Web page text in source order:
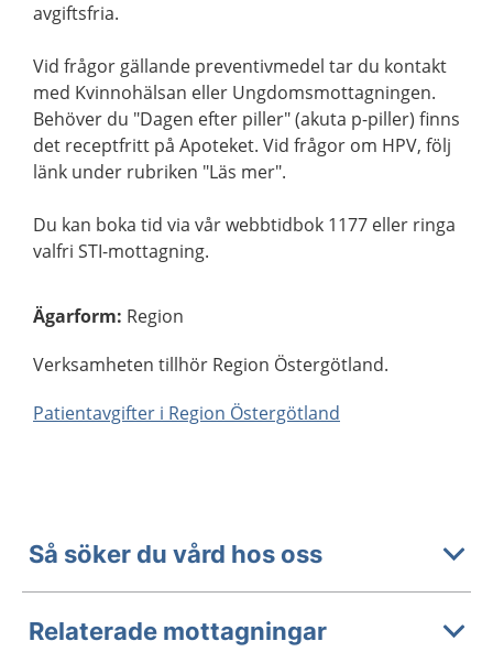
avgiftsfria.
Vid frågor gällande preventivmedel tar du kontakt
med Kvinnohälsan eller Ungdomsmottagningen.
Behöver du "Dagen efter piller" (akuta p-piller) finns
det receptfritt på Apoteket. Vid frågor om HPV, följ
länk under rubriken "Läs mer".
Du kan boka tid via vår webbtidbok 1177 eller ringa
valfri STI-mottagning.
Ägarform: Region
Verksamheten tillhör Region Östergötland.
Patientavgifter i Region Östergötland
Så söker du vård hos oss
Relaterade mottagningar